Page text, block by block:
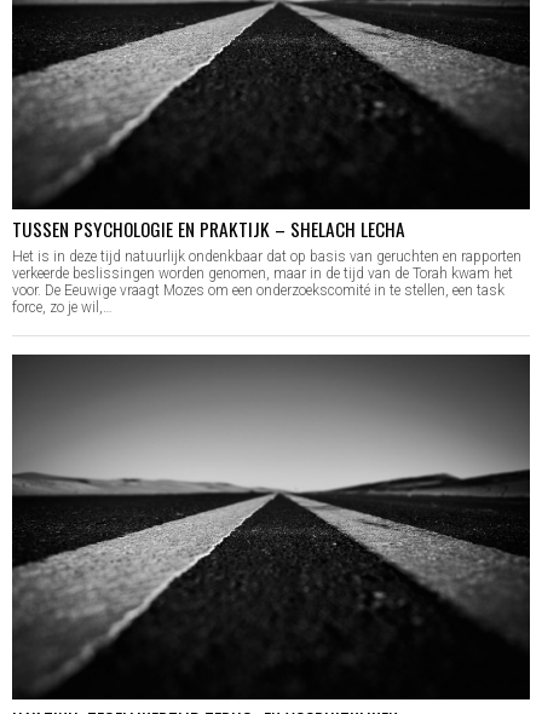
TUSSEN PSYCHOLOGIE EN PRAKTIJK – SHELACH LECHA
Het is in deze tijd natuurlijk ondenkbaar dat op basis van geruchten en rapporten
verkeerde beslissingen worden genomen, maar in de tijd van de Torah kwam het
voor. De Eeuwige vraagt Mozes om een onderzoekscomité in te stellen, een task
force, zo je wil,…